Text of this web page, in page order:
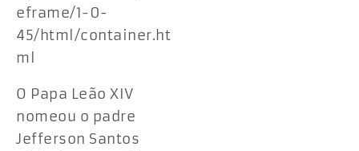
eframe/1-0-
45/html/container.ht
ml
O Papa Leão XIV
nomeou o padre
Jefferson Santos